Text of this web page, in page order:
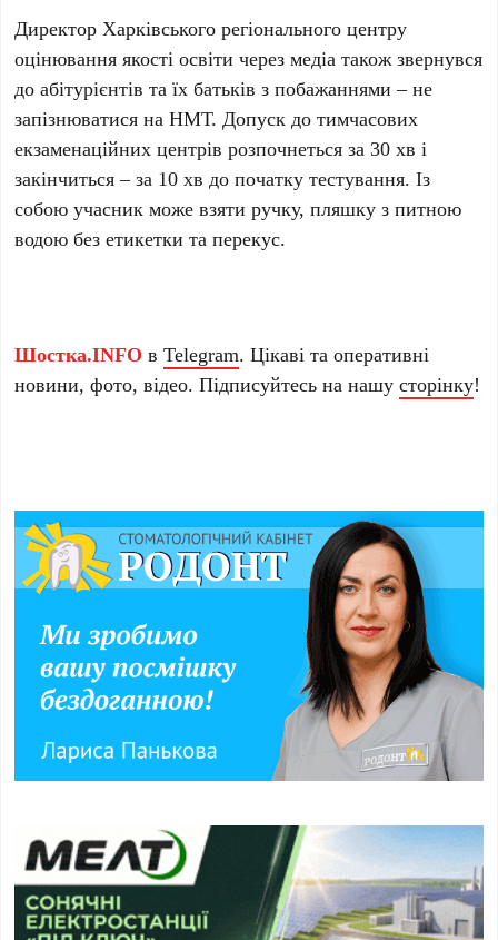
Директор Харківського регіонального центру
оцінювання якості освіти через медіа також звернувся
до абітурієнтів та їх батьків з побажаннями – не
запізнюватися на НМТ. Допуск до тимчасових
екзаменаційних центрів розпочнеться за 30 хв і
закінчиться – за 10 хв до початку тестування. Із
собою учасник може взяти ручку, пляшку з питною
водою без етикетки та перекус.
Шостка.INFO вTelegram. Цікаві та оперативні
новини, фото, відео. Підписуйтесь на нашусторінку!